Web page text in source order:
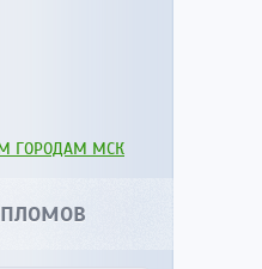
ГОРОДАМ МСК